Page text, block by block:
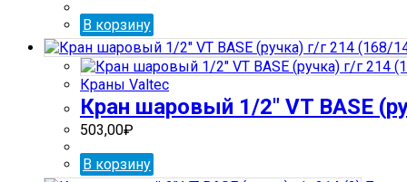
В корзину
Краны Valtec
Кран шаровый 1/2″ VT BASE
503,00₽
В корзину